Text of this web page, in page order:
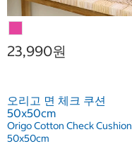
23,990원
오리고 면 체크 쿠션
50x50cm
Origo Cotton Check Cushion
50x50cm